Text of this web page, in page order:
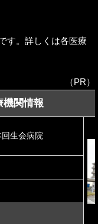
す。詳しくは各医療
（PR）
機関情報
生会病院